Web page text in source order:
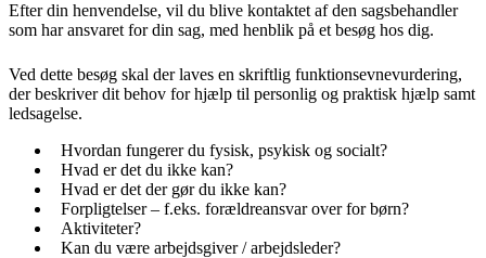
Efter din henvendelse, vil du blive kontaktet af den sagsbehandler
som har ansvaret for din sag, med henblik på et besøg hos dig.
Ved dette besøg skal der laves en skriftlig funktionsevnevurdering,
der beskriver dit behov for hjælp til personlig og praktisk hjælp samt
ledsagelse.
Hvordan fungerer du fysisk, psykisk og socialt?
Hvad er det du ikke kan?
Hvad er det der gør du ikke kan?
Forpligtelser – f.eks. forældreansvar over for børn?
Aktiviteter?
Kan du være arbejdsgiver / arbejdsleder?